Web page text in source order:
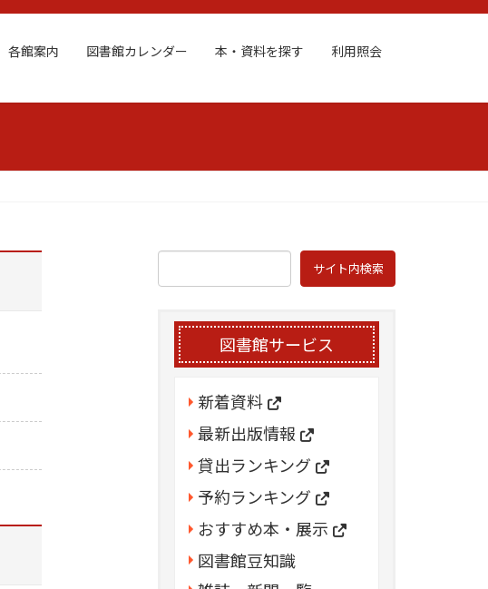
各館案内 図書館カレンダー 本・資料を探す 利用照会
図書館サービス
新着資料
最新出版情報
貸出ランキング
予約ランキング
おすすめ本・展示
図書館豆知識